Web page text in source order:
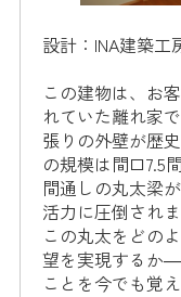
設計：INA建築
この建物は、お
れていた離れ家
張りの外壁が歴
の規模は間口7.5
間通しの丸太梁
活力に圧倒されま
この丸太をどの
望を実現するか
ことを今でも覚